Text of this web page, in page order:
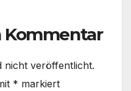
Kommentar
nicht veröffentlicht.
* markiert